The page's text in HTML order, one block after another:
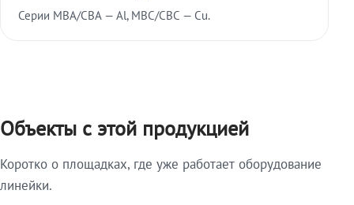
Серии МВА/СВА — Al, МВС/СВС — Cu.
Объекты с этой продукцией
Коротко о площадках, где уже работает оборудование
линейки.